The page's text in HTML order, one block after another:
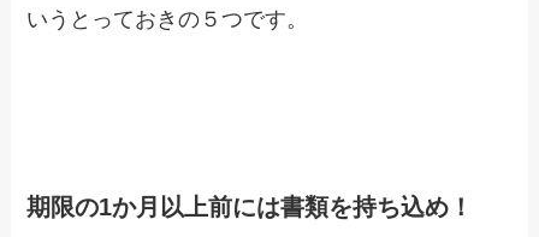
いうとっておきの５つです。
期限の1か月以上前には書類を持ち込め！